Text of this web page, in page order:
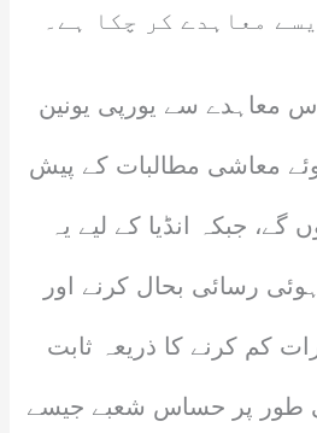
معاہدے کر چکا ہے۔
معاہدے سے یورپی یونین
معاشی مطالبات کے پیش
جبکہ انڈیا کے لیے یہ
رسائی بحال کرنے اور
کم کرنے کا ذریعہ ثابت
طور پر حساس شعبے جیسے